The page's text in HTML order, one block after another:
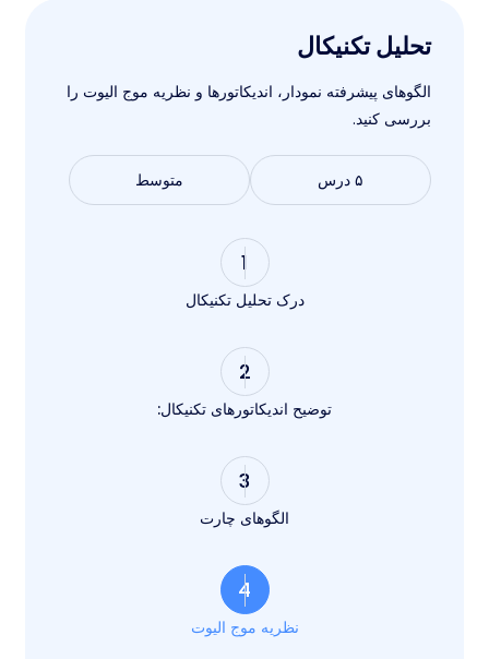
تحلیل تکنیکال
الگوهای پیشرفته نمودار، اندیکاتورها و نظریه موج الیوت را
بررسی کنید.
۵ درس متوسط
1
درک تحلیل تکنیکال
2
توضیح اندیکاتورهای تکنیکال:
3
الگوهای چارت
4
نظریه موج الیوت